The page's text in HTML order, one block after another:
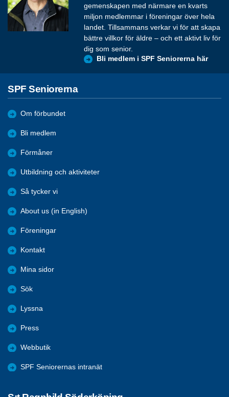
gemenskapen med närmare en kvarts
miljon medlemmar i föreningar över hela
landet. Tillsammans verkar vi för att skapa
bättre villkor för äldre – och ett aktivt liv för
dig som senior.
Bli medlem i SPF Seniorerna här
SPF Seniorerna
Om förbundet
Bli medlem
Förmåner
Utbildning och aktiviteter
Så tycker vi
About us (in English)
Föreningar
Kontakt
Mina sidor
Sök
Lyssna
Press
Webbutik
SPF Seniorernas intranät